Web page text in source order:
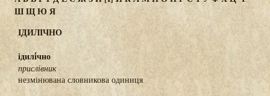
ШЩЮЯ
ІДИЛІЧНО
ідилі́чно
прислівник
незмінювана словникова одиниця